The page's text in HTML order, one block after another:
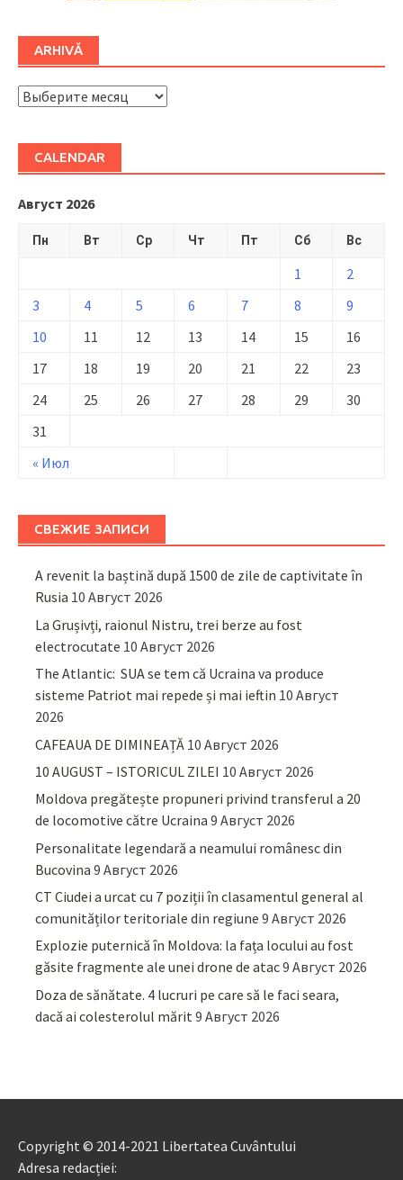
ARHIVĂ
ARHIVĂ
CALENDAR
Август 2026
Пн Вт Ср Чт Пт Сб Вс
« Июл
1
2
3
4 5 6 7 8
9
10
11 12 13 14 15
16
17
18 19 20 21 22
23
24
25 26 27 28 29
30
31
СВЕЖИЕ ЗАПИСИ
A revenit la baștină după 1500 de zile de captivitate în
Rusia 10 Август 2026
La Grușivți, raionul Nistru, trei berze au fost
electrocutate 10 Август 2026
The Atlantic: SUA se tem că Ucraina va produce
sisteme Patriot mai repede și mai ieftin 10 Август
2026
CAFEAUA DE DIMINEAȚĂ 10 Август 2026
10 AUGUST – ISTORICUL ZILEI 10 Август 2026
Moldova pregătește propuneri privind transferul a 20
de locomotive către Ucraina 9 Август 2026
Personalitate legendară a neamului românesc din
Bucovina 9 Август 2026
CT Ciudei a urcat cu 7 poziții în clasamentul general al
comunităților teritoriale din regiune 9 Август 2026
Explozie puternică în Moldova: la fața locului au fost
găsite fragmente ale unei drone de atac9 Август 2026
Doza de sănătate. 4 lucruri pe care să le faci seara,
dacă ai colesterolul mărit 9 Август 2026
Copyright © 2014-2021 Libertatea Cuvântului
Adresa redacției: